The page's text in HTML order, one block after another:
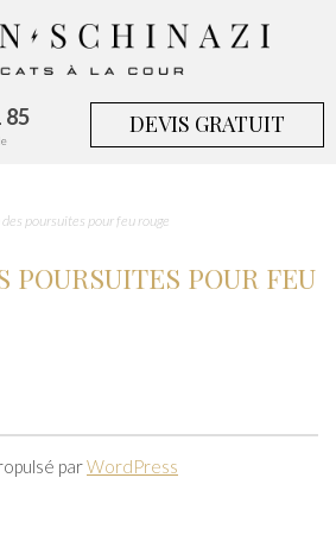
85 DEVIS GRATUIT
poursuites pour feu rouge
POURSUITES POUR FEU
parWordPress